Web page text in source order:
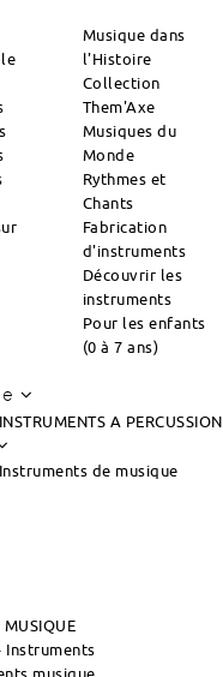
Musique dans
l'Histoire
Collection
Them'Axe
Musiques du
Monde
Rythmes et
Chants
Fabrication
d'instruments
Découvrir les
instruments
Pour les enfants
(0 à 7 ans)
INSTRUMENTS A PERCUSSION
Instruments de musique
MUSIQUE
Instruments